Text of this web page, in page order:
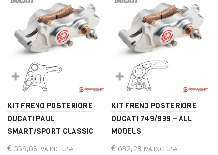
varianti.
Le
opzioni
possono
essere
nella
pagina
del
prodotto
più
varianti.
Le
opzioni
possono
essere
scelte
nella
pagina
del
prodotto
KIT FRENO POSTERIORE
DUCATI PAUL
SMART/SPORT CLASSIC
€559,08 IVA INCLUSA
KIT FRENO POSTERIORE
DUCATI 749/999 – ALL
MODELS
€632,23 IVA INCLUSA